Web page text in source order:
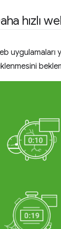
hızlı
uygulamaları